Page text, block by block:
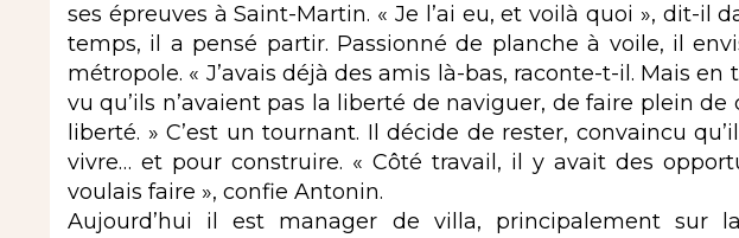
ses épreuves à Saint-Martin. « Je l’ai eu, et voilà quoi », dit-il
temps, il a pensé partir. Passionné de planche à voile, il
métropole. « J’avais déjà des amis là-bas, raconte-t-il. Mais en
vu qu’ils n’avaient pas la liberté de naviguer, de faire plein de
liberté. » C’est un tournant. Il décide de rester, convaincu
vivre… et pour construire. « Côté travail, il y avait des
voulais faire », confie Antonin.
Aujourd’hui il est manager de villa, principalement sur